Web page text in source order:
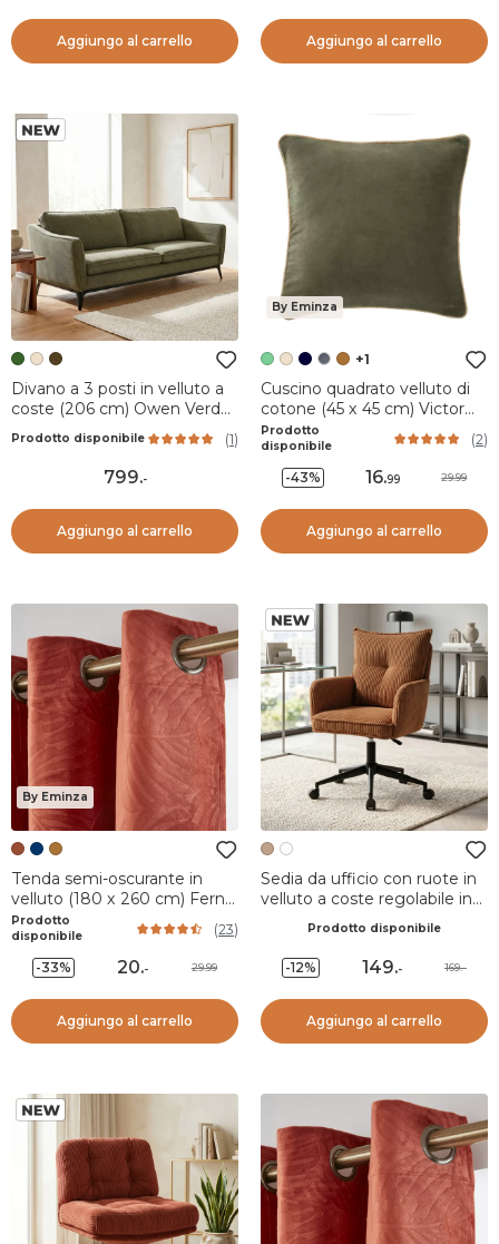
Aggiungo al carrello Aggiungo al carrello
Divano a 3 posti in velluto a
coste (206 cm) Owen Verde
Prodotto disponibile (1)
799.-
Aggiungo al carrello
By Eminza
+1
Cuscino quadrato velluto di
cotone (45 x 45 cm) Victor
Verde timo
Prodotto
disponibile
(2)
-43% 16.99 29.99
Aggiungo al carrello
By Eminza
Tenda semi-oscurante in
velluto (180 x 260 cm) Fern
Terracotta
Prodotto
disponibile
(23)
-33% 20.- 29.99
Aggiungo al carrello
Sedia da ufficio con ruote in
velluto a coste regolabile in
cm) Nuva Caramello
Prodotto disponibile
-12% 149.- 169.-
Aggiungo al carrello